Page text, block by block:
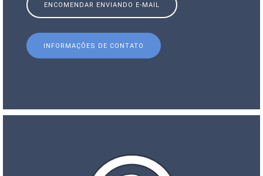
ENCOMENDAR ENVIANDO E-MAIL
INFORMAÇÕES DE CONTATO